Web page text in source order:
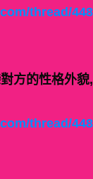
thread/
方的性格外
thread/